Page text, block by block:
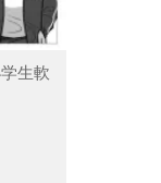
生軟